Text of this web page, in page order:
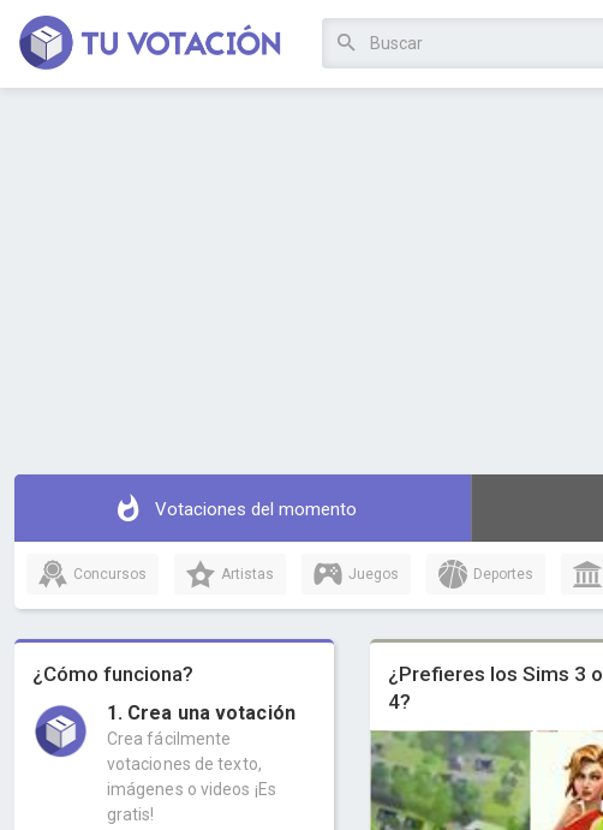
Votaciones del momento
Concursos Artistas Juegos Deportes
¿Cómo funciona?
1. Crea una votación
Crea fácilmente
votaciones de texto,
imágenes o videos ¡Es
gratis!
¿Prefieres los Sims 3 o
4?